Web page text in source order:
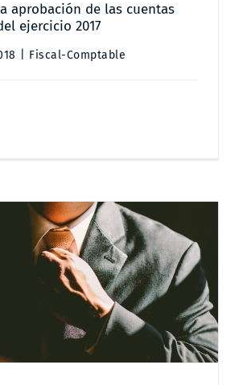
aprobación de las cuentas
ejercicio 2017
Fiscal-Comptable
sanciones a PYMES
las cuentas